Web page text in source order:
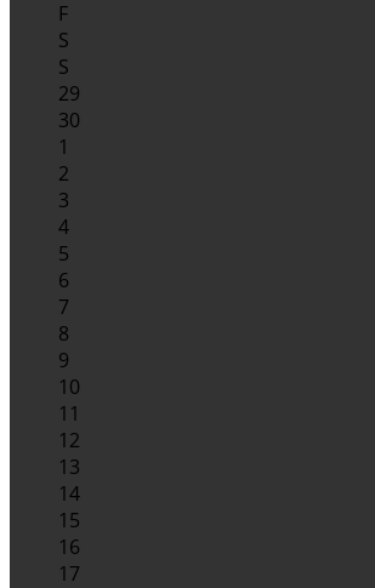
F
S
S
29
30
1
2
3
4
5
6
7
8
9
10
11
12
13
14
15
16
17